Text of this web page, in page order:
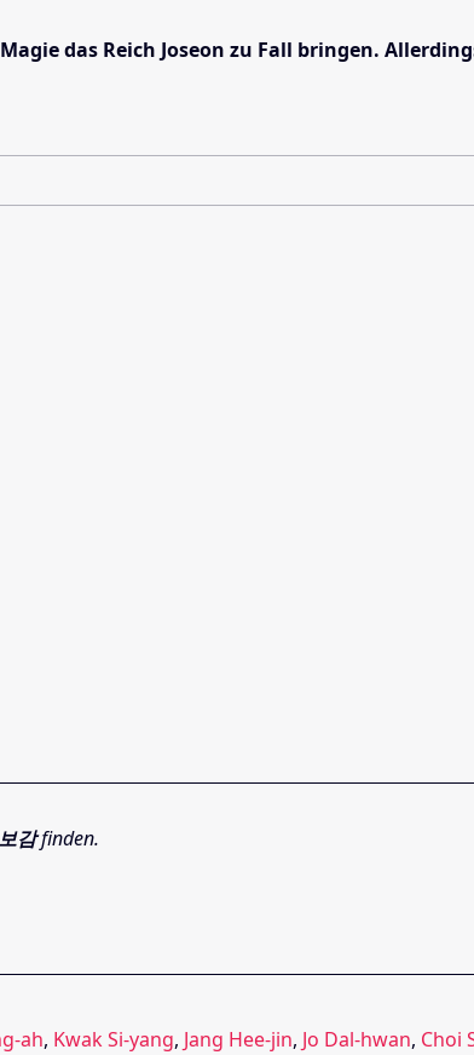
das Reich Joseon zu Fall bringen.
감finden.
ah, Kwak Si-yang, Jang Hee-jin, Jo Dal-hwan, Choi